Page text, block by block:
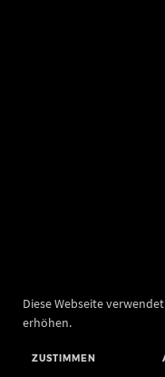
Diese Webseite
erhöhen.
ZUSTIMMEN